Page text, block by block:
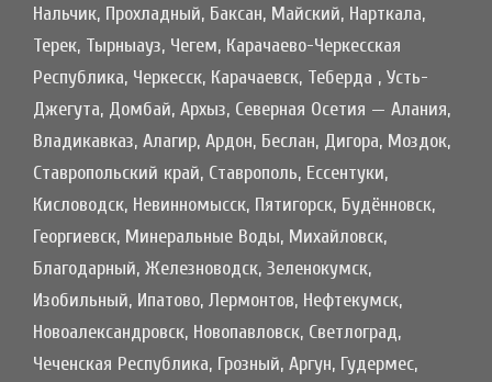
Нальчик, Прохладный, Баксан, Майский, Нарткала,
Терек, Тырныауз, Чегем, Карачаево-Черкесская
Республика, Черкесск, Карачаевск, Теберда , Усть-
Джегута, Домбай, Архыз, Северная Осетия — Алания,
Владикавказ, Алагир, Ардон, Беслан, Дигора, Моздок,
Ставропольский край, Ставрополь, Ессентуки,
Кисловодск, Невинномысск, Пятигорск, Будённовск,
Георгиевск, Минеральные Воды, Михайловск,
Благодарный, Железноводск, Зеленокумск,
Изобильный, Ипатово, Лермонтов, Нефтекумск,
Новоалександровск, Новопавловск, Светлоград,
Чеченская Республика, Грозный, Аргун, Гудермес,